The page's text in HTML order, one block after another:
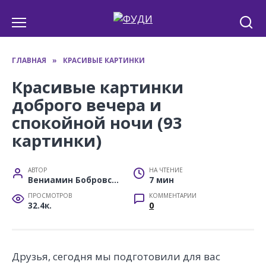
содержанию
ГЛАВНАЯ » КРАСИВЫЕ КАРТИНКИ
Красивые картинки
доброго вечера и
спокойной ночи (93
картинки)
АВТОР
Вениамин Бобровский
НА ЧТЕНИЕ
7 мин
ПРОСМОТРОВ
32.4к.
КОММЕНТАРИИ
0
Друзья, сегодня мы подготовили для вас